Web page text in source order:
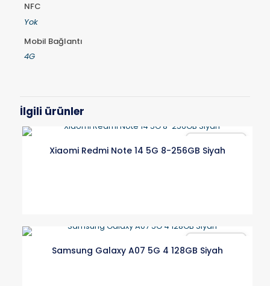
NFC
Yok
Mobil Bağlantı
4G
İlgili ürünler
Xiaomi Redmi Note 14 5G 8-256GB Siyah
Samsung Galaxy A07 5G 4 128GB Siyah